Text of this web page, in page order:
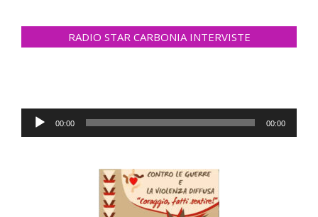
RADIO STAR CARBONIA INTERVISTE
Audio
Player
00:00 00:00